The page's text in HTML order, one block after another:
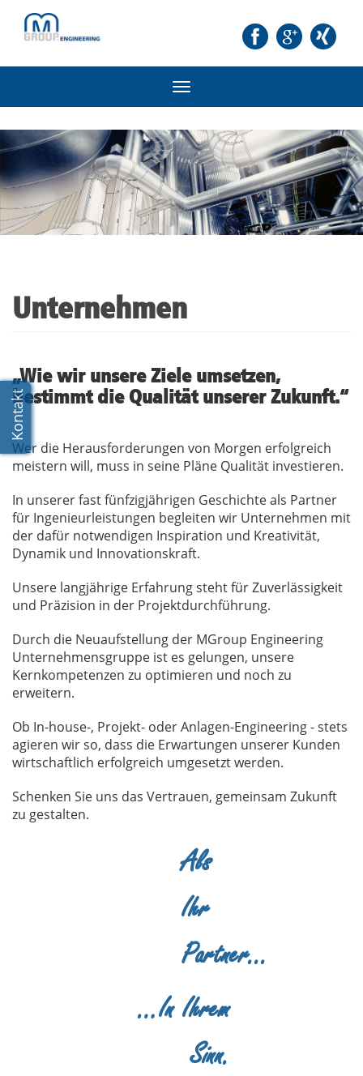
Toggle
navigation
Unternehmen
„Wie wir unsere Ziele umsetzen,
bestimmt die Qualität unserer Zukunft.“
Wer die Herausforderungen von Morgen erfolgreich
meistern will, muss in seine Pläne Qualität investieren.
In unserer fast fünfzigjährigen Geschichte als Partner
für Ingenieurleistungen begleiten wir Unternehmen mit
der dafür notwendigen Inspiration und Kreativität,
Dynamik und Innovationskraft.
Unsere langjährige Erfahrung steht für Zuverlässigkeit
und Präzision in der Projektdurchführung.
Durch die Neuaufstellung der MGroup Engineering
Unternehmensgruppe ist es gelungen, unsere
Kernkompetenzen zu optimieren und noch zu
erweitern.
Ob In-house-, Projekt- oder Anlagen-Engineering - stets
agieren wir so, dass die Erwartungen unserer Kunden
wirtschaftlich erfolgreich umgesetzt werden.
Schenken Sie uns das Vertrauen, gemeinsam Zukunft
zu gestalten.
Als
Ihr
Partner...
…In Ihrem
Sinn.